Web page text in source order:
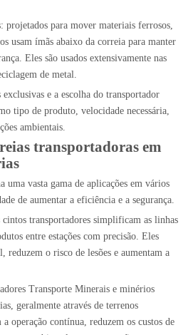
projetados para mover materiais ferrosos,
usam ímãs abaixo da correia para manter
Eles são usados ​​extensivamente nas
de metal.
e a escolha do transportador
tipo de produto, velocidade necessária,
ambientais.
transportadoras em
uma vasta gama de aplicações em vários
de aumentar a eficiência e a segurança.
transportadores simplificam as linhas
entre estações com precisão. Eles
reduzem o risco de lesões e aumentam a
Transporte Minerais e minérios
geralmente através de terrenos
operação contínua, reduzem os custos de